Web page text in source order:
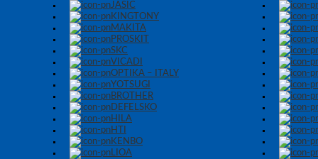
JASIC
KINGTONY
MAKITA
PROSKIT
SKC
VICADI
OPTIKA – ITALY
YOTSUGI
BROTHER
DEFELSKO
HILA
HTI
KENBO
LIOA